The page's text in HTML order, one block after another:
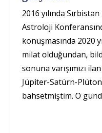
2016 yılında
Astroloji
konuşmasında 2020
milat olduğundan,
sonuna varışımızı
Jüpiter-Satürn-
bahsetmiştim. O